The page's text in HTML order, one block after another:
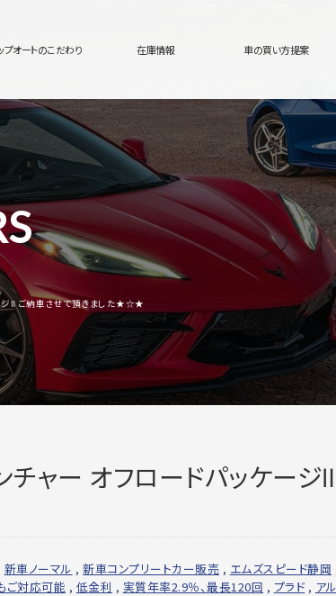
プオートのこだわり 在庫情報 車の買い方提案
ジⅡ ご納車させて頂きました★☆★
ー オフロードパッケージⅡ
新車ノーマル ,新車コンプリートカー販売 , エムズスピード静岡
ご対応可能 , 低金利 , 実質年率2.9％、最長120回 , プラド , ア